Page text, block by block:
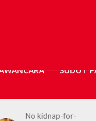
SUDUT
No kidnap-for-